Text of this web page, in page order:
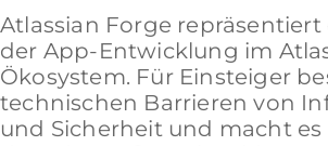
Atlassian Forge
der App-Entwicklung im
Ökosystem. Für Einsteiger
technischen Barrieren von
und Sicherheit und macht